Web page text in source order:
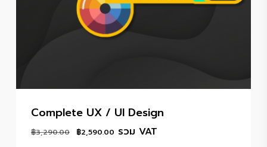
Complete UX / UI Design
฿3,290.00
Original
฿2,590.00Current
รวม VAT